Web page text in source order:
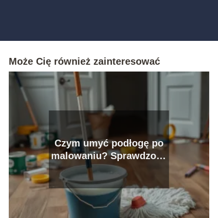
Może Cię również zainteresować
Czym umyć podłogę po
malowaniu? Sprawdzone
metody i porady